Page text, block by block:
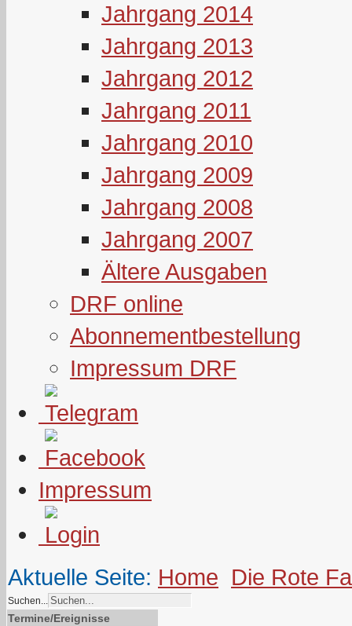
Jahrgang 2014
Jahrgang 2013
Jahrgang 2012
Jahrgang 2011
Jahrgang 2010
Jahrgang 2009
Jahrgang 2008
Jahrgang 2007
Ältere Ausgaben
DRF online
Abonnementbestellung
Impressum DRF
Impressum
Aktuelle Seite: Home Die Rote
Suchen...
Termine/Ereignisse